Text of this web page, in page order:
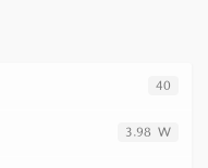
40
3.98 W